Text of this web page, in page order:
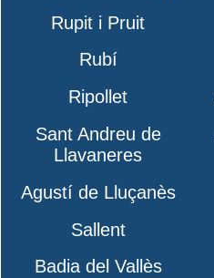
Rupit i Pruit
Rubí
Ripollet
Sant Andreu de
Llavaneres
Agustí de Lluçanès
Sallent
Badia del Vallès